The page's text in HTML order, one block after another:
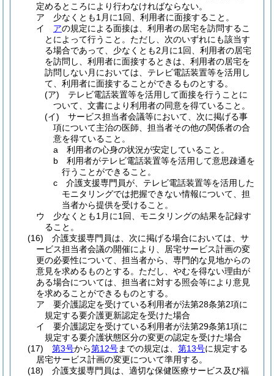
定めるところにより行わなければならない。
ア
少なくとも1月に1回、利用者に面接すること。
イ
アの規定による面接は、利用者の居宅を訪問するこ
とによって行うこと。 ただし、次のいずれにも該当す
る場合であって、少なくとも2月に1回、利用者の居宅
を訪問し、利用者に面接するときは、利用者の居宅を
訪問しない月においては、テレビ電話装置等を活用し
て、利用者に面接することができるものとする。
(ア)
テレビ電話装置等を活用して面接を行うことに
ついて、文書により利用者の同意を得ていること。
(イ)
サービス担当者会議等において、次に掲げる事
項について主治の医師、担当者その他の関係者の合
意を得ていること。
a
利用者の心身の状況が安定していること。
b
利用者がテレビ電話装置等を活用して意思疎通を
行うことができること。
c
介護支援専門員が、テレビ電話装置等を活用した
モニタリングでは把握できない情報について、担
当者から提供を受けること。
ウ
少なくとも1月に1回、モニタリングの結果を記録す
ること。
(16)
介護支援専門員は、次に掲げる場合においては、サ
ービス担当者会議の開催により、居宅サービス計画の変
更の必要性について、担当者から、専門的な見地からの
意見を求めるものとする。 ただし、やむを得ない理由が
ある場合については、担当者に対する照会等により意見
を求めることができるものとする。
ア
要介護認定を受けている利用者が法第28条第2項に
規定する要介護更新認定を受けた場合
イ
要介護認定を受けている利用者が法第29条第1項に
規定する要介護状態区分の変更の認定を受けた場合
(17)
第3号から第12号までの規定は、 第13号に規定する
居宅サービス計画の変更について準用する。
(18)
介護支援専門員は、適切な保健医療サービス及び福